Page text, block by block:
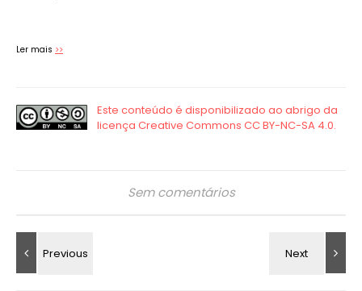
Ler mais >>
Sem comentários